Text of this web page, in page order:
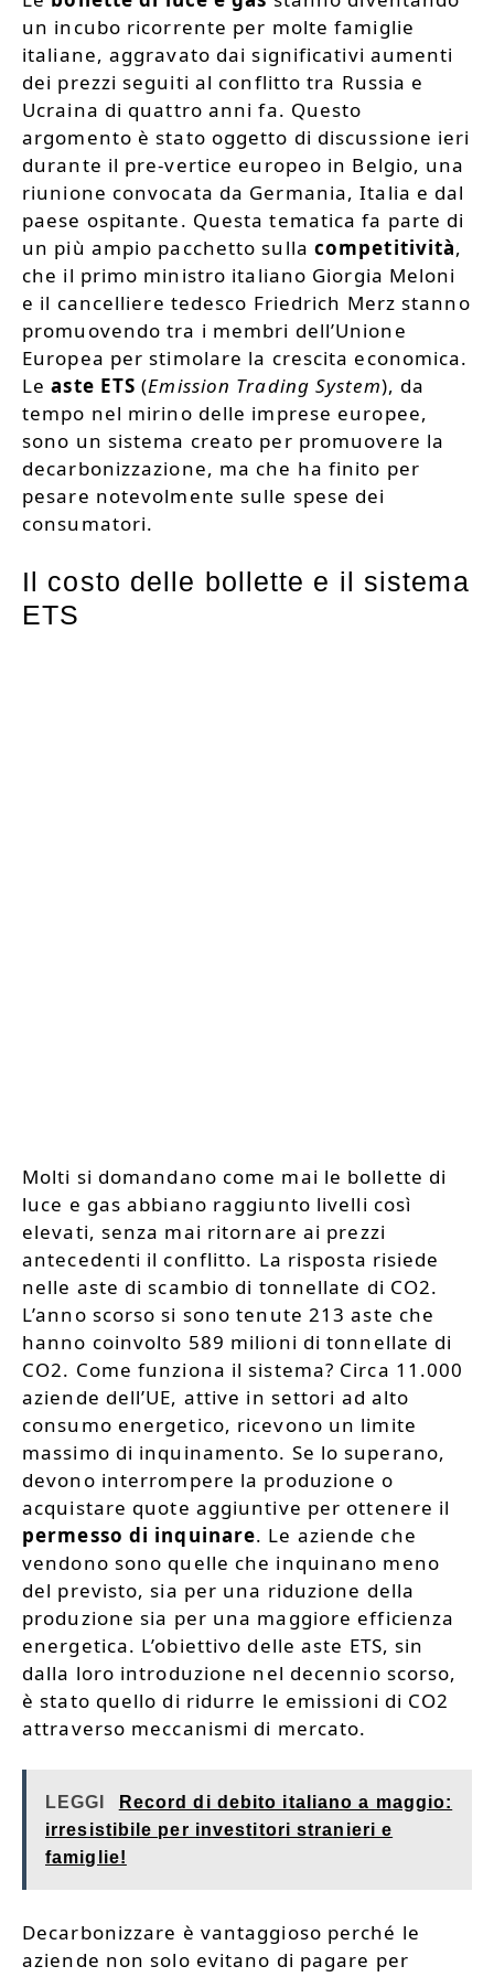
un incubo ricorrente per molte famiglie
italiane, aggravato dai significativi aumenti
dei prezzi seguiti al conflitto tra Russia e
Ucraina di quattro anni fa. Questo
argomento è stato oggetto di discussione ieri
durante il pre-vertice europeo in Belgio, una
riunione convocata da Germania, Italia e dal
paese ospitante. Questa tematica fa parte di
un più ampio pacchetto sulla competitività,
che il primo ministro italiano Giorgia Meloni
e il cancelliere tedesco Friedrich Merz stanno
promuovendo tra i membri dell’Unione
Europea per stimolare la crescita economica.
Leaste ETS (Emission Trading System), da
tempo nel mirino delle imprese europee,
sono un sistema creato per promuovere la
decarbonizzazione, ma che ha finito per
pesare notevolmente sulle spese dei
consumatori.
Il costo delle bollette e il sistema
ETS
Molti si domandano come mai le bollette di
luce e gas abbiano raggiunto livelli così
elevati, senza mai ritornare ai prezzi
antecedenti il conflitto. La risposta risiede
nelle aste di scambio di tonnellate di CO2.
L’anno scorso si sono tenute 213 aste che
hanno coinvolto 589 milioni di tonnellate di
CO2. Come funziona il sistema? Circa 11.000
aziende dell’UE, attive in settori ad alto
consumo energetico, ricevono un limite
massimo di inquinamento. Se lo superano,
devono interrompere la produzione o
acquistare quote aggiuntive per ottenere il
permesso di inquinare. Le aziende che
vendono sono quelle che inquinano meno
del previsto, sia per una riduzione della
produzione sia per una maggiore efficienza
energetica. L’obiettivo delle aste ETS, sin
dalla loro introduzione nel decennio scorso,
è stato quello di ridurre le emissioni di CO2
attraverso meccanismi di mercato.
LEGGI
Record di debito italiano a maggio:
irresistibile per investitori stranieri e
famiglie!
Decarbonizzare è vantaggioso perché le
aziende non solo evitano di pagare per